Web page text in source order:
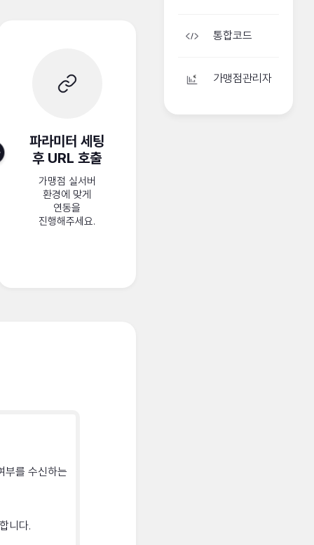
통합코드
가맹점관리자
파라미터 세팅
후 URL 호출
가맹점 실서버
환경에 맞게
연동을
진행해주세요.
부를 수신하는
니다.